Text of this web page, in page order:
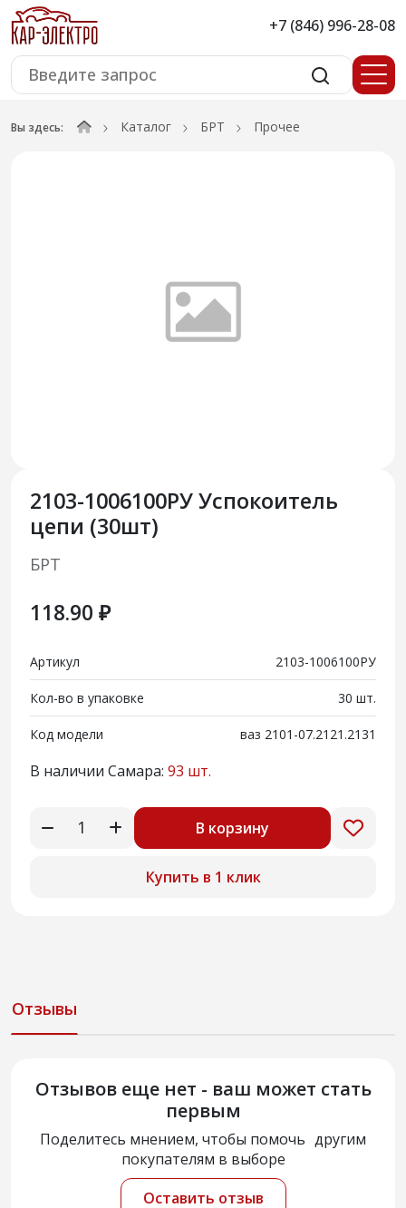
+7 (846) 996-28-08
Вы здесь: Каталог БРТ Прочее
2103-1006100РУ Успокоитель
цепи (30шт)
БРТ
118.90 ₽
Артикул 2103-1006100РУ
Кол-во в упаковке 30 шт.
Код модели ваз 2101-07.2121.2131
В наличии Самара: 93 шт.
В корзину
Купить в 1 клик
Отзывы
Отзывов еще нет - ваш может стать
первым
Поделитесь мнением, чтобы помочь другим
покупателям в выборе
Оставить отзыв